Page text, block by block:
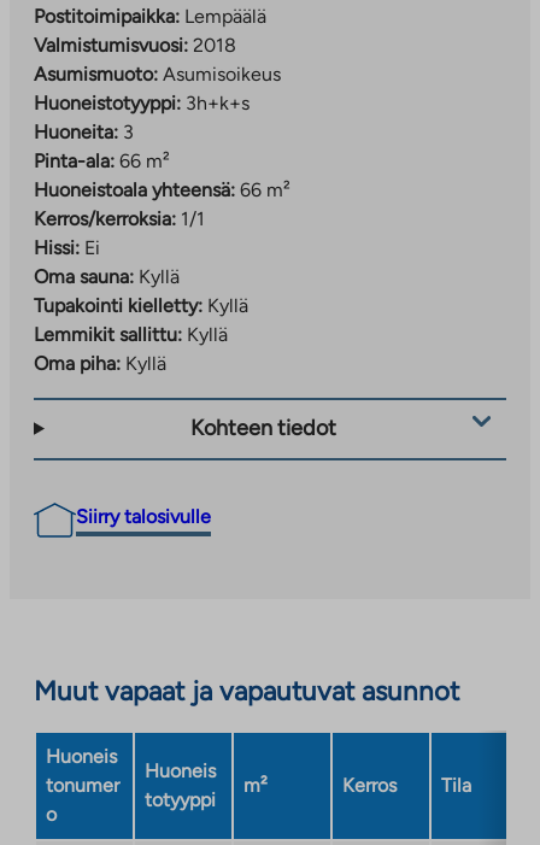
Postitoimipaikka: Lempäälä
Valmistumisvuosi: 2018
Asumismuoto: Asumisoikeus
Huoneistotyyppi: 3h+k+s
Huoneita: 3
Pinta-ala: 66 m²
Huoneistoala yhteensä: 66 m²
Kerros/kerroksia: 1/1
Hissi: Ei
Oma sauna: Kyllä
Tupakointi kielletty: Kyllä
Lemmikit sallittu: Kyllä
Oma piha: Kyllä
Kohteen tiedot
Siirry talosivulle
Muut vapaat ja vapautuvat asunnot
Huoneis
tonumer
o
Huoneis
totyyppi
m² Kerros Tila